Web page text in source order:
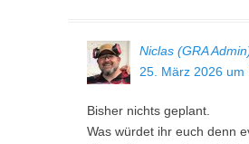
Niclas (GRA
25. März 2026 um
Bisher nichts geplant.
Was würdet ihr euch denn